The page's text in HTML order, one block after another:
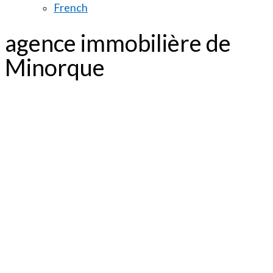
French
agence immobilière de
Minorque